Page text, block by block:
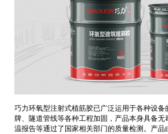
巧力环氧型注射式植筋胶已广泛运用于各种设
牌、隧道管线等各种工程加固，产品本身具备
温报告等通过了国家相关部门的质量检测。产品